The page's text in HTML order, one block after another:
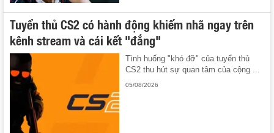
Tuyển thủ CS2 có hành động khiếm nhã ngay trên
kênh stream và cái kết "đắng"
Tình huống "khó đỡ" của tuyển thủ
CS2 thu hút sự quan tâm của cộng ...
05/08/2026